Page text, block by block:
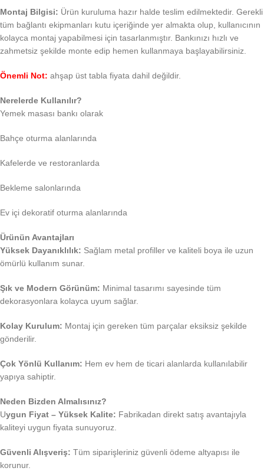
Montaj Bilgisi: Ürün kuruluma hazır halde teslim edilmektedir. Gerekli
tüm bağlantı ekipmanları kutu içeriğinde yer almakta olup, kullanıcının
kolayca montaj yapabilmesi için tasarlanmıştır. Bankınızı hızlı ve
zahmetsiz şekilde monte edip hemen kullanmaya başlayabilirsiniz.
Önemli Not: ahşap üst tabla fiyata dahil değildir.
Nerelerde Kullanılır?
Yemek masası bankı olarak
Bahçe oturma alanlarında
Kafelerde ve restoranlarda
Bekleme salonlarında
Ev içi dekoratif oturma alanlarında
Ürünün Avantajları
Yüksek Dayanıklılık: Sağlam metal profiller ve kaliteli boya ile uzun
ömürlü kullanım sunar.
Şık ve Modern Görünüm: Minimal tasarımı sayesinde tüm
dekorasyonlara kolayca uyum sağlar.
Kolay Kurulum: Montaj için gereken tüm parçalar eksiksiz şekilde
gönderilir.
Çok Yönlü Kullanım: Hem ev hem de ticari alanlarda kullanılabilir
yapıya sahiptir.
Neden Bizden Almalısınız?
Uygun Fiyat – Yüksek Kalite: Fabrikadan direkt satış avantajıyla
kaliteyi uygun fiyata sunuyoruz.
Güvenli Alışveriş: Tüm siparişleriniz güvenli ödeme altyapısı ile
korunur.